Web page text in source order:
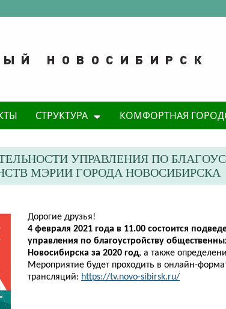
СТРУКТУРА КОМФОРТНАЯ
УПРАВЛЕНИЯ ПО
МЭРИИ ГОРОДА НОВОСИБИРСКА
Дорогие друзья!
4 февраля 2021 года в 11.00 состоится
управления по благоустройству
Новосибирска за 2020 год, а также
Мероприятие будет проходить в онлайн-
трансляций: https://tv.novo-sibirsk.ru/